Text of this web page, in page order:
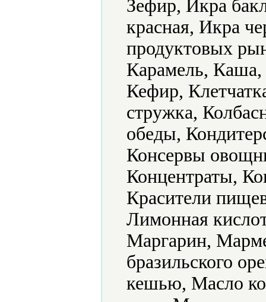
Зефир, Икра
красная, Икра
продуктовых
Карамель, Каша,
Кефир,
стружка,
обеды,
Консервы
Концентраты,
Красители
Лимонная
Маргарин,
бразильского
кешью, Масло